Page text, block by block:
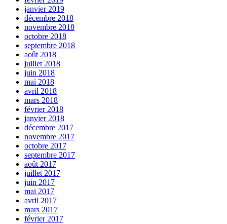
janvier 2019
décembre 2018
novembre 2018
octobre 2018
septembre 2018
août 2018
juillet 2018
juin 2018
mai 2018
avril 2018
mars 2018
février 2018
janvier 2018
décembre 2017
novembre 2017
octobre 2017
septembre 2017
août 2017
juillet 2017
juin 2017
mai 2017
avril 2017
mars 2017
février 2017